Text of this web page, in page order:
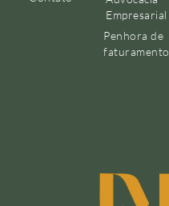
Empresarial
Penhora de
faturamento